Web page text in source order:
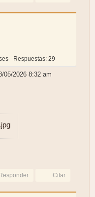
Respuestas: 29
05/2026 8:32 am
Responder Citar